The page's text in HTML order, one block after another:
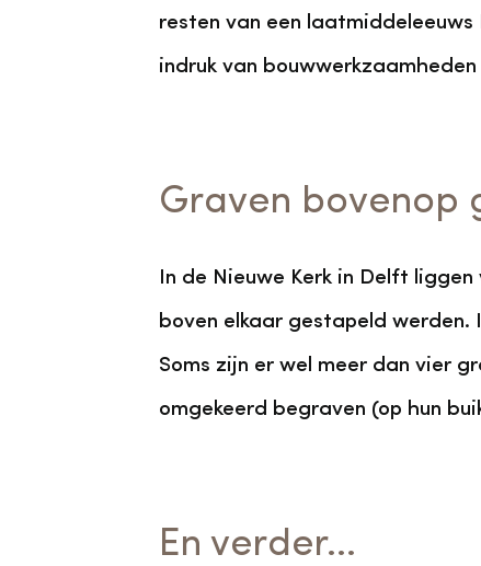
resten van een
indruk van
Graven bovenop
In de Nieuwe Kerk in Delft
boven elkaar gestapeld werden.
Soms zijn er wel meer dan vier
omgekeerd begraven (op hun
En verder...